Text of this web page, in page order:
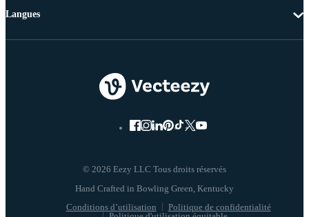
© 2026 Eezy LLC Tous droits réservés
Conditions d’utilisation
Politique de confidentialité
Langues